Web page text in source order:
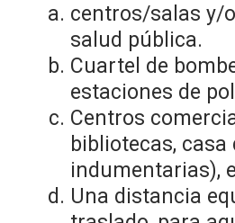
centros/salas y/
salud pública.
Cuartel de
estaciones de
Centros
bibliotecas, casa
indumentarias),
Una distancia